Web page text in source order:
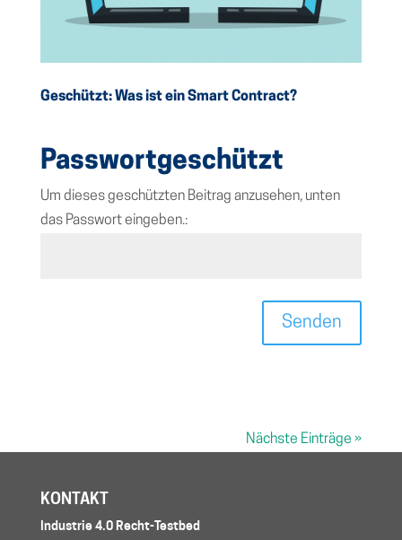
Geschützt: Was ist ein Smart Contract?
Passwortgeschützt
Um dieses geschützten Beitrag anzusehen, unten
das Passwort eingeben.:
Senden
Nächste Einträge »
KONTAKT
Industrie 4.0 Recht-Testbed